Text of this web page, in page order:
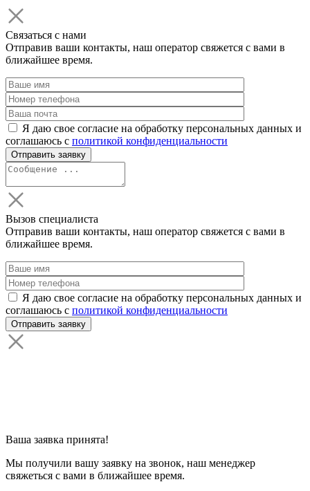
Связаться с нами
Отправив ваши контакты, наш оператор свяжется с вами в
ближайшее время.
Я даю свое согласие на обработку персональных данных и
соглашаюсь с политикой конфиденциальности
Вызов специалиста
Отправив ваши контакты, наш оператор свяжется с вами в
ближайшее время.
Я даю свое согласие на обработку персональных данных и
соглашаюсь с политикой конфиденциальности
Ваша заявка принята!
Мы получили вашу заявку на звонок, наш менеджер
свяжеться с вами в ближайшее время.